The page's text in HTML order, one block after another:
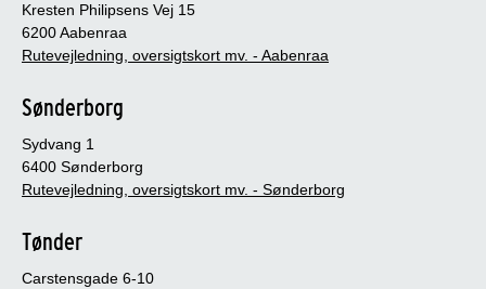
Kresten Philipsens Vej 15
6200 Aabenraa
Rutevejledning, oversigtskort mv. - Aabenraa
Sønderborg
Sydvang 1
6400 Sønderborg
Rutevejledning, oversigtskort mv. - Sønderborg
Tønder
Carstensgade 6-10